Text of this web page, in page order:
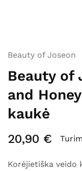
Beauty of Joseon
Beauty of
and
kaukė
20,90 €
Korėjietiška veido